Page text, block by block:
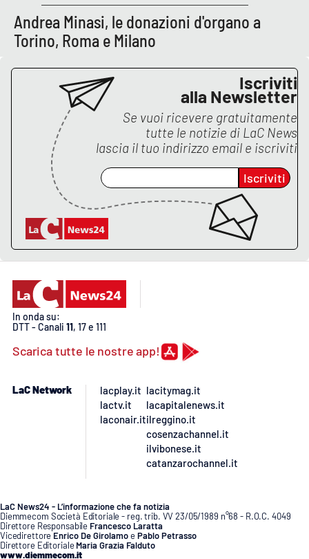
Catanzaro
Vibo Valentia
Reggio Calabria
Cosenza
Lamezia Terme
PROGETTI
SPECIALI
Buona Sanità Calabria
LAC
NETWORK
Andrea Minasi, le donazioni d'organo a
Torino, Roma e Milano
Iscriviti
alla Newsletter
Se vuoi ricevere gratuitamente
tutte le notizie di LaC News
lascia il tuo indirizzo email e iscriviti
Iscriviti
In onda su:
DTT - Canali 11, 17 e 111
Scarica tutte le nostre app!
LaC Network
lacplay.it
lactv.it
laconair.it
lacitymag.it
lacapitalenews.it
ilreggino.it
cosenzachannel.it
ilvibonese.it
catanzarochannel.it
LaC News24 - L’informazione che fa notizia
Diemmecom Società Editoriale - reg. trib. VV 23/05/1989 n°68 - R.O.C. 4049
Direttore Responsabile Francesco Laratta
Vicedirettore Enrico De GirolamoePablo Petrasso
Direttore Editoriale Maria Grazia Falduto
www.diemmecom.it